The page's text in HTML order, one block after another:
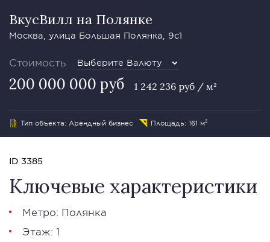
ВкусВилл на Полянке
Москва, улица Большая Полянка, 9с1
Стоимость Выберите Валюту
200 000 000 руб 1 242 236 руб / м²
Тип объекта: Арендный бизнес Площадь: 161 м²
ID 3385
Ключевые характеристики
Метро: Полянка
Этаж: 1